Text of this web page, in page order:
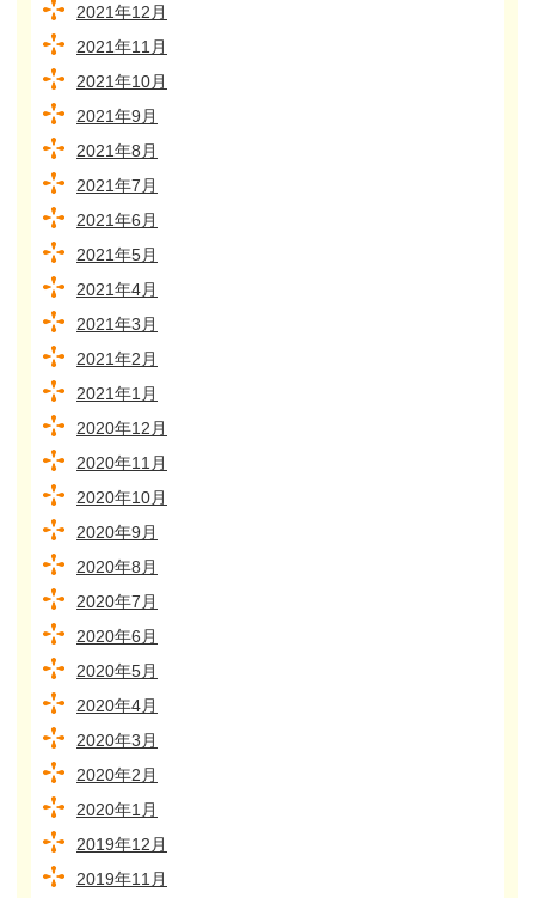
2021年12月
2021年11月
2021年10月
2021年9月
2021年8月
2021年7月
2021年6月
2021年5月
2021年4月
2021年3月
2021年2月
2021年1月
2020年12月
2020年11月
2020年10月
2020年9月
2020年8月
2020年7月
2020年6月
2020年5月
2020年4月
2020年3月
2020年2月
2020年1月
2019年12月
2019年11月